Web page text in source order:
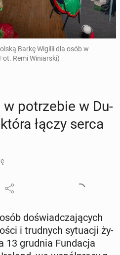
Barkę Wigilii dla osób w
Remi Winiarski)
w po­trze­bie w Du­
łączy serca
do­świad­cza­ją­cych
i trud­nych sy­tu­acji ży­
13 grudnia Fun­da­cja